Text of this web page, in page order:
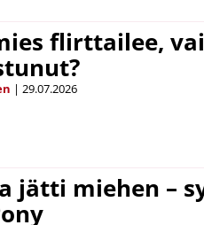
flirttailee,
| 29.07.2026
jätti miehen –